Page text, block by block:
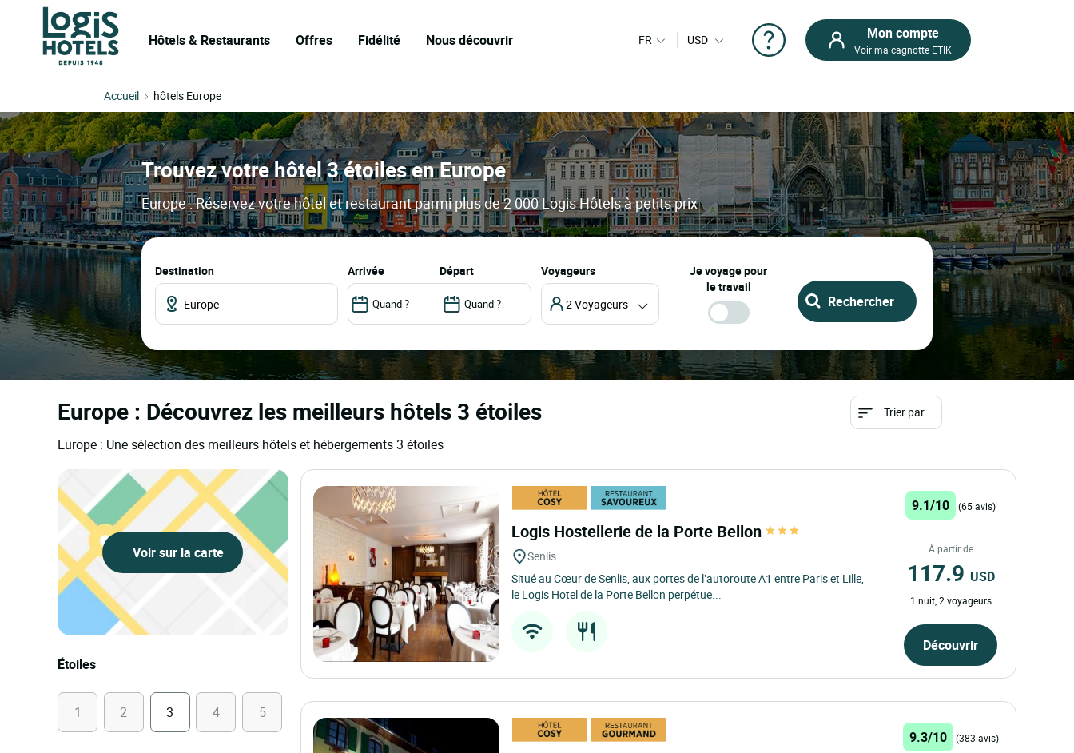
Hôtels & Restaurants Offres Fidélité Nous découvrir FR USD Mon compte
Voir ma cagnotte ETIK
Accueil hôtels Europe
Trouvez votre hôtel 3 étoiles en Europe
Europe : Réservez votre hôtel et restaurant parmi plus de 2 000 Logis Hôtels à petits prix
Destination arrivée départ Voyageurs
2 Voyageurs
Je voyage pour
le travail
Europe : Découvrez les meilleurs hôtels 3 étoiles
Europe : Une sélection des meilleurs hôtels et hébergements 3 étoiles
Trier par
Voir sur la carte
Étoiles
1 2 3 4 5
Logis Hostellerie de la Porte Bellon
Senlis
Situé au Cœur de Senlis, aux portes de l’autoroute A1 entre Paris et Lille,
le Logis Hotel de la Porte Bellon perpétue...
9.1/10 (65 avis)
À partir de
117.9 USD
1 nuit, 2 voyageurs
Découvrir
9.3/10 (383 avis)